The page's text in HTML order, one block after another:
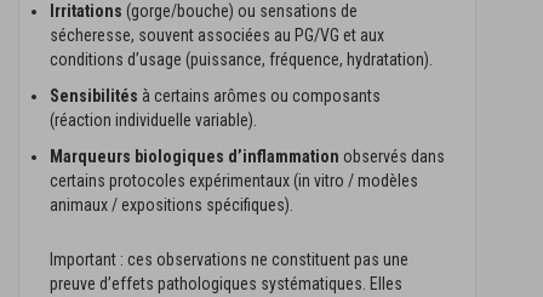
Irritations (gorge/bouche) ou sensations de
sécheresse, souvent associées au PG/VG et aux
conditions d’usage (puissance, fréquence, hydratation).
Sensibilités à certains arômes ou composants
(réaction individuelle variable).
Marqueurs biologiques d’inflammation observés dans
certains protocoles expérimentaux (in vitro / modèles
animaux / expositions spécifiques).
Important : ces observations ne constituent pas une
preuve d’effets pathologiques systématiques. Elles